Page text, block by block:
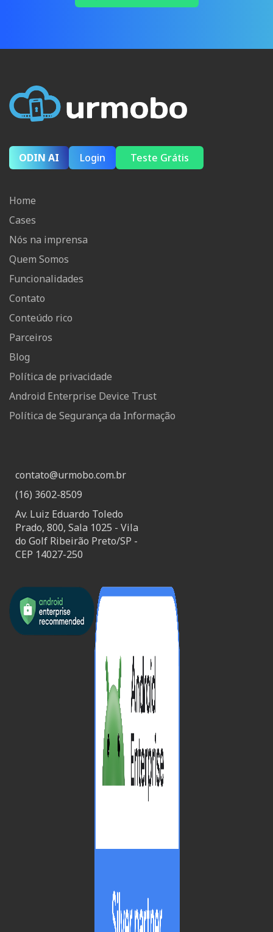
ODIN AI Login Teste Grátis
Home
Cases
Nós na imprensa
Quem Somos
Funcionalidades
Contato
Conteúdo rico
Parceiros
Blog
Política de privacidade
Android Enterprise Device Trust
Política de Segurança da Informação
contato@urmobo.com.br
(16) 3602-8509
Av. Luiz Eduardo Toledo
Prado, 800, Sala 1025 - Vila
do Golf Ribeirão Preto/SP -
CEP 14027-250